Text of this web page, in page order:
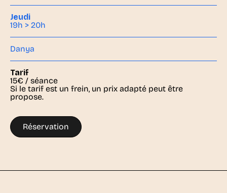
Jeudi
19h > 20h
Danya
Tarif
15€ / séance
Si le tarif est un frein, un prix adapté peut être
propose.
Réservation